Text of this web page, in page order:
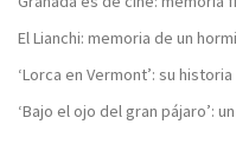
El Lianchi: memoria de un
‘Lorca en Vermont’: su
‘Bajo el ojo del gran pájaro’: